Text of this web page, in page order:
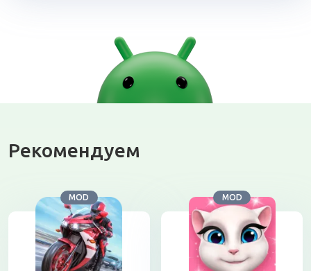
Рекомендуем
MOD MOD